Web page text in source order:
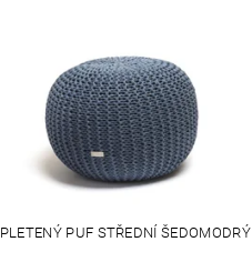
PLETENÝ PUF STŘEDNÍ ŠEDOMODRÝ